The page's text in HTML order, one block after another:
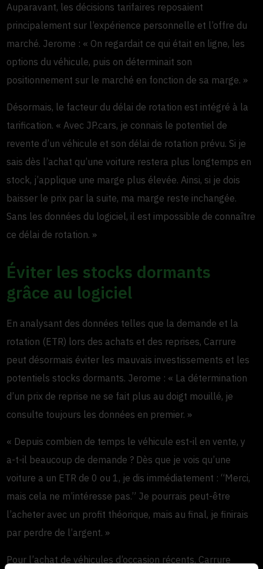
Auparavant, les décisions tarifaires reposaient
principalement sur l’expérience personnelle et l’offre du
marché. Jerome : « On regardait ce qui était en ligne, les
options du véhicule, puis on déterminait son
positionnement sur le marché en fonction de sa marge. »
Désormais, le facteur du délai de rotation est intégré à la
tarification. « Avec JP.cars, je connais le potentiel de
revente d’un véhicule et son délai de rotation prévu. Si je
sais dès l’achat qu’une voiture restera plus longtemps en
stock, j’applique une marge plus élevée. Ainsi, si je dois
baisser le prix par la suite, ma marge reste inchangée.
Sans les données du logiciel, il est impossible de connaître
ce délai de rotation. »
Éviter les stocks dormants
grâce au logiciel
En analysant des données telles que la demande et la
rotation (ETR) lors des achats et des reprises, Carrure
peut désormais éviter les mauvais investissements et les
potentiels stocks dormants. Jerome : « La détermination
d’un prix de reprise ne se fait plus au doigt mouillé, je
consulte toujours les données en premier. »
« Depuis combien de temps le véhicule est-il en vente, y
a-t-il beaucoup de demande ? Dès que je vois qu’une
voiture a un ETR de 0 ou 1, je dis immédiatement : “Merci,
mais cela ne m’intéresse pas.” Je pourrais peut-être
l’acheter avec un profit théorique, mais au final, je finirais
par perdre de l’argent. »
Pour l’achat de véhicules d’occasion récents, Carrure